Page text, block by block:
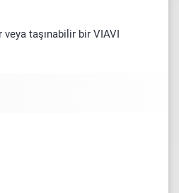
taşınabilir bir VIAVI